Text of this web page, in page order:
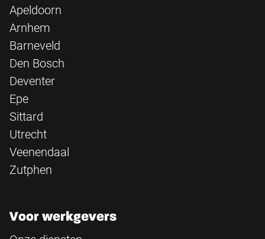
Apeldoorn
Arnhem
Barneveld
Den Bosch
Deventer
Epe
Sittard
Utrecht
Veenendaal
Zutphen
Voor werkgevers